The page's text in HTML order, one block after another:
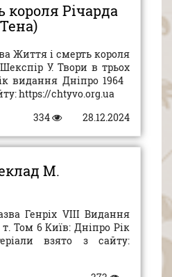
Річарда
Життя і смерть короля
У. Твори в трьох
видання Дніпро 1964
https://chtyvo.org.ua
28.12.2024
334
М.
Генріх VIII Видання
Том 6 Київ: Дніпро Рік
взято з сайту: